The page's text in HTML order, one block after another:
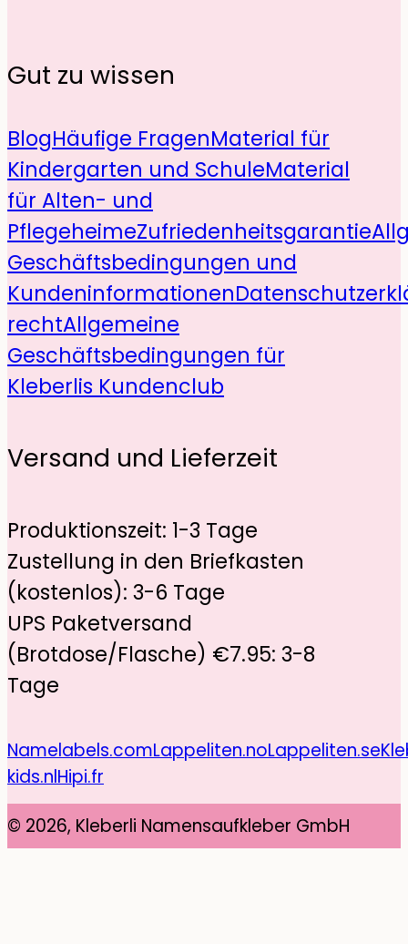
Gut zu wissen
BlogHäufige FragenMaterial für
Kindergarten und SchuleMaterial
für Alten- und
PflegeheimeZufriedenheitsgarantie
Geschäftsbedingungen und
Kundeninformationen
rechtAllgemeine
Geschäftsbedingungen für
Kleberlis Kundenclub
Versand und Lieferzeit
Produktionszeit: 1-3 Tage
Zustellung in den Briefkasten
(kostenlos): 3-6 Tage
UPS Paketversand
(Brotdose/Flasche) €7.95: 3-8
Tage
Namelabels.comLappeliten.noLappeliten.se
kids.nlHipi.fr
© 2026, Kleberli Namensaufkleber GmbH